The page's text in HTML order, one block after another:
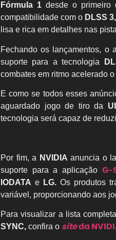
Fórmula 1 desde o primeiro
compatibilidade com o DLSS
lisa e rica em detalhes nas
Fechando os lançamentos, o
suporte para a tecnologia
combates em ritmo acelerado o
E como se todos esses
aguardado jogo de tiro da
tecnologia será capaz de
Por fim, a NVIDIA anuncia o
suporte para a aplicação G-
IODATA e LG.Os produtos
variável, proporcionando aos
Para visualizar a lista
SYNC, confira o siteda